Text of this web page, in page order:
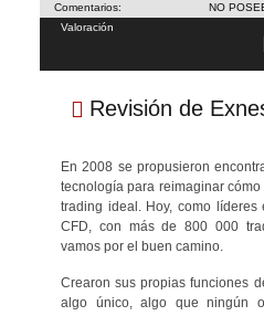
Comentarios:
NO
Valoración
Revisión de
En 2008 se propusieron
tecnología para reimaginar
trading ideal. Hoy, como
CFD, con más de 800 000
vamos por el buen camino.
Crearon sus propias funciones
algo único, algo que ningún